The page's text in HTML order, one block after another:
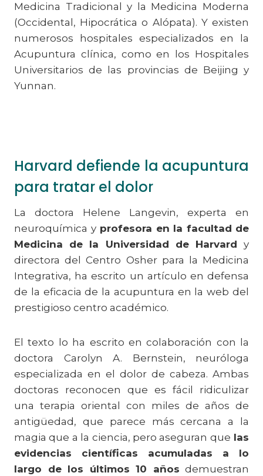
Medicina Tradicional y la Medicina Moderna
(Occidental, Hipocrática o Alópata). Y existen
numerosos hospitales especializados en la
Acupuntura clínica, como en los Hospitales
Universitarios de las provincias de Beijing y
Yunnan.
Harvard defiende la acupuntura
para tratar el dolor
La doctora Helene Langevin, experta en
neuroquímica yprofesora en la facultad de
Medicina de la Universidad de Harvard y
directora del Centro Osher para la Medicina
Integrativa, ha escrito un artículo en defensa
de la eficacia de la acupuntura en la web del
prestigioso centro académico.
El texto lo ha escrito en colaboración con la
doctora Carolyn A. Bernstein, neuróloga
especializada en el dolor de cabeza. Ambas
doctoras reconocen que es fácil ridiculizar
una terapia oriental con miles de años de
antigüedad, que parece más cercana a la
magia que a la ciencia, pero aseguran que las
evidencias científicas acumuladas a lo
largo de los últimos 10 años demuestran